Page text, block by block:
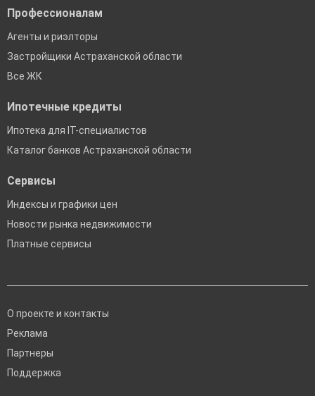
Профессионалам
Агенты и риэлторы
Застройщики Астраханской области
Все ЖК
Ипотечные кредиты
Ипотека для IT-специалистов
Каталог банков Астраханской области
Сервисы
Индексы и графики цен
Новости рынка недвижимости
Платные сервисы
О проекте и контакты
Реклама
Партнеры
Поддержка